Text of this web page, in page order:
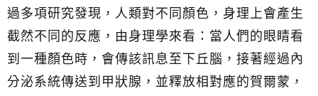
過多項研究發現，人類對不同顏色，身理上會產生
截然不同的反應，由身理學來看：當人們的眼睛看
到一種顏色時，會傳該訊息至下丘腦，接著經過內
分泌系統傳送到甲狀腺，並釋放相對應的賀爾蒙，